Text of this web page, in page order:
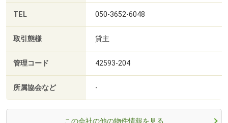
TEL 050-3652-6048
取引態様 貸主
管理コード 42593-204
所属協会など -
この会社の他の物件情報を見る